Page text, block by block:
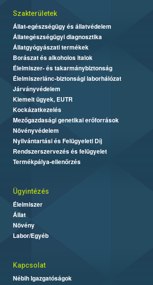
Szakterületek
Állat-egészségügy és állatvédelem
Állategészségügyi diagnosztika
Állatgyógyászati termékek
Borászat és alkoholos italok
Élelmiszer- és takarmánybiztonság
Élelmiszerlánc-biztonsági laborhálózat
Járványvédelem
Kiemelt ügyek, EUTR
Kockázatkezelés
Mezőgazdasági genetikai erőforrások
Növényvédelem
Nyilvántartási és Felügyeleti Díj
Rendszerszervezés és felügyelet
Termékpálya-ellenőrzés
Ügyintézés
Élelmiszer
Állat
Növény
Labor/Egyéb
Kapcsolat
Nébih Igazgatóságok